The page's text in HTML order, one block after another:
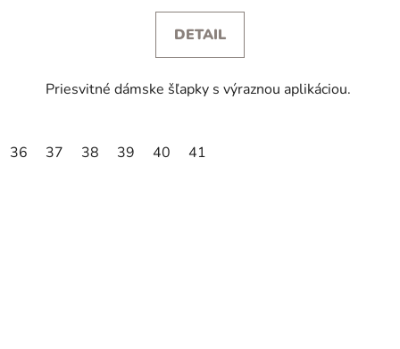
DETAIL
Priesvitné dámske šľapky s výraznou aplikáciou.
36 37 38 39 40 41